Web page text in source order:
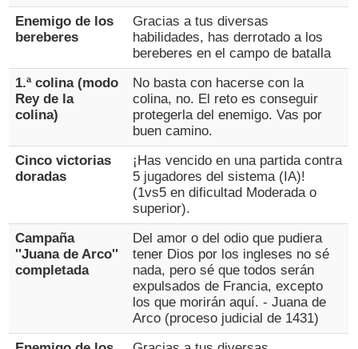
Enemigo de los
bereberes
Gracias a tus diversas
habilidades, has derrotado a los
bereberes en el campo de batalla
1.ª colina (modo
Rey de la
colina)
No basta con hacerse con la
colina, no. El reto es conseguir
protegerla del enemigo. Vas por
buen camino.
Cinco victorias
doradas
¡Has vencido en una partida contra
5 jugadores del sistema (IA)!
(1vs5 en dificultad Moderada o
superior).
Campaña
''Juana de Arco''
completada
Del amor o del odio que pudiera
tener Dios por los ingleses no sé
nada, pero sé que todos serán
expulsados de Francia, excepto
los que morirán aquí. - Juana de
Arco (proceso judicial de 1431)